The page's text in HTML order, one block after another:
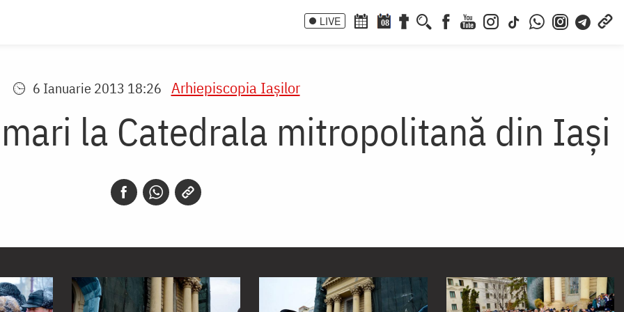
LIVE 08
6 Ianuarie 2013 18:26 Arhiepiscopia Iaşilor
la Catedrala mitropolitană din Iaşi